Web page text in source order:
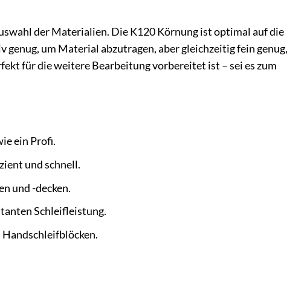
der Materialien. Die K120 Körnung ist optimal auf die
genug, um Material abzutragen, aber gleichzeitig fein genug,
für die weitere Bearbeitung vorbereitet ist – sei es zum
ein Profi.
und schnell.
und -decken.
Schleifleistung.